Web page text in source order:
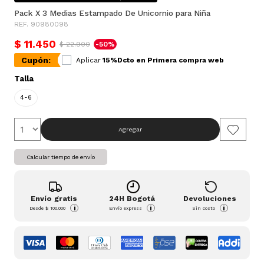
Pack X 3 Medias Estampado De Unicornio para Niña
REF. 90980098
$ 11.450 $ 22.900 -50%
Cupón: Aplicar 15%Dcto en Primera compra web
Talla
4-6
Agregar
Calcular tiempo de envío
Envío gratis
Desde$ 100.000 i
24H Bogotá
Envío express i
Devoluciones
Sin costo i